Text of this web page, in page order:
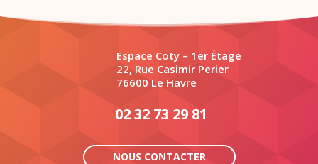
Espace Coty – 1er Étage
22, Rue Casimir Perier
76600 Le Havre
02 32 73 29 81
NOUS CONTACTER